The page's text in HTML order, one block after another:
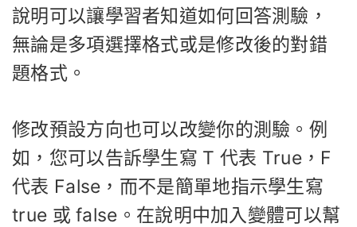
說明可以讓學習者知道如何回答測驗，
無論是多項選擇格式或是修改後的對錯
題格式。
修改預設方向也可以改變你的測驗。例
如，您可以告訴學生寫 T 代表 True，F
代表 False，而不是簡單地指示學生寫
true 或 false。在說明中加入變體可以幫